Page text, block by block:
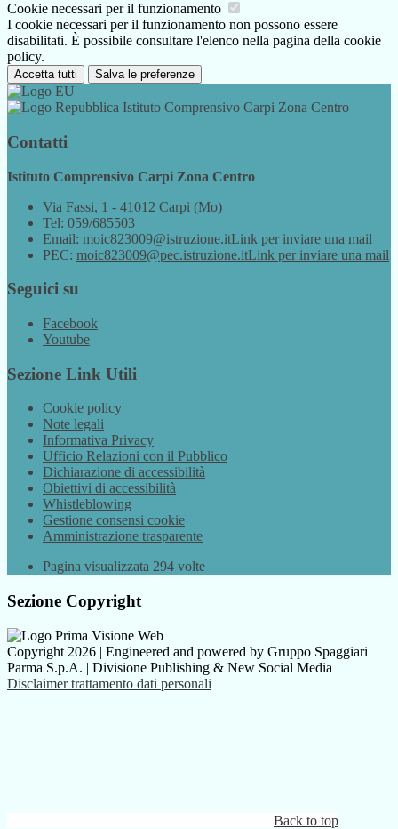
Cookie necessari per il funzionamento
I cookie necessari per il funzionamento non possono essere
disabilitati. È possibile consultare l'elenco nella pagina della cookie
policy.
Accetta tutti Salva le preferenze
Istituto Comprensivo Carpi Zona Centro
Contatti
Istituto Comprensivo Carpi Zona Centro
Via Fassi, 1 - 41012 Carpi (Mo)
Tel: 059/685503
Email: moic823009@istruzione.itLink per inviare una mail
PEC: moic823009@pec.istruzione.itLink per inviare una mail
Seguici su
Facebook
Youtube
Sezione Link Utili
Cookie policy
Note legali
Informativa Privacy
Ufficio Relazioni con il Pubblico
Dichiarazione di accessibilità
Obiettivi di accessibilità
Whistleblowing
Gestione consensi cookie
Amministrazione trasparente
Pagina visualizzata 294 volte
Sezione Copyright
Copyright 2026 | Engineered and powered by Gruppo Spaggiari
Parma S.p.A. | Divisione Publishing & New Social Media
Disclaimer trattamento dati personali
Back to top